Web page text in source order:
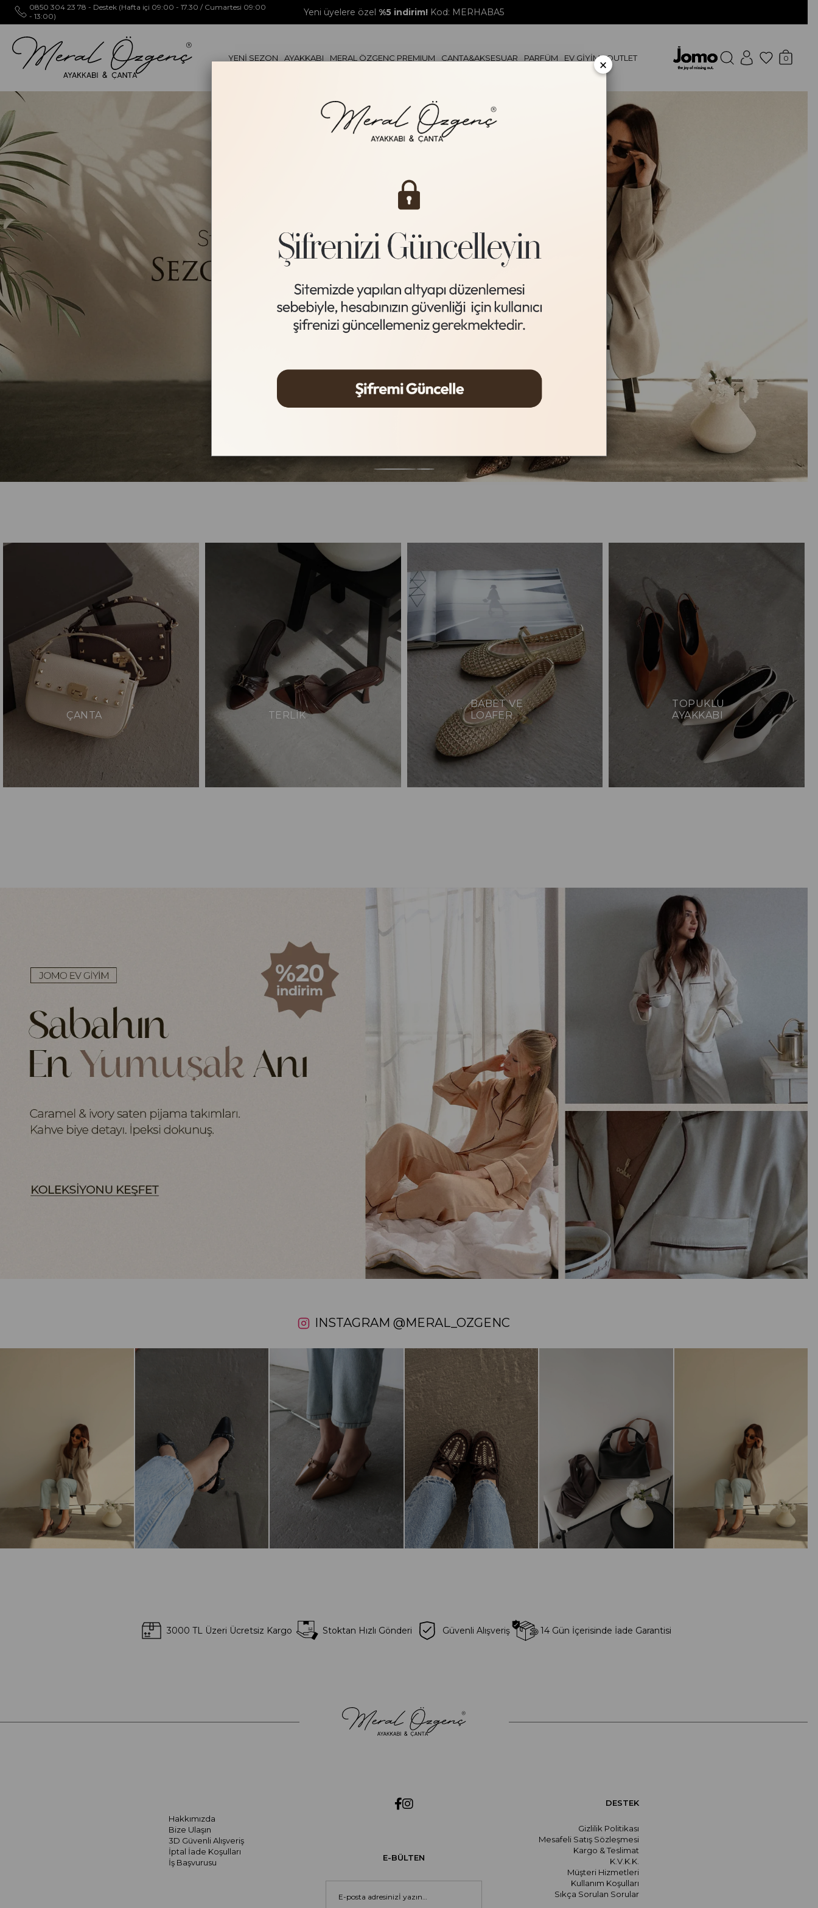
0850 304 23 78 - Destek (Hafta içi 09:00 - 17.30 / Cumartesi 09:00
- 13:00)
Yeni üyelere özel %5 indirim!Kod: MERHABA5
YENİ SEZON AYAKKABI
TOPUKLU AYAKKABI
MERAL ÖZGENÇ PREMIUM ÇANTA&AKSESUAR
KEMER
PARFÜM EV GİYİM OUTLET 0
ÇANTA TERLİK
BABET VE
LOAFER
TOPUKLU
AYAKKABI
INSTAGRAM @MERAL_OZGENC
3000 TL Üzeri Ücretsiz Kargo Stoktan Hızlı Gönderi Güvenli Alışveriş 14 Gün İçerisinde İade Garantisi
Hakkımızda
Bize Ulaşın
3D Güvenli Alışveriş
İptal İade Koşulları
İş Başvurusu
E-BÜLTEN
DESTEK
Gizlilik Politikası
Mesafeli Satış Sözleşmesi
Kargo & Teslimat
K.V.K.K.
Müşteri Hizmetleri
Kullanım Koşulları
Sıkça Sorulan Sorular
×